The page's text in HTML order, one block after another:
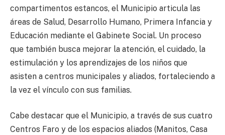
compartimentos estancos, el Municipio articula las
áreas de Salud, Desarrollo Humano, Primera Infancia y
Educación mediante el Gabinete Social. Un proceso
que también busca mejorar la atención, el cuidado, la
estimulación y los aprendizajes de los niños que
asisten a centros municipales y aliados, fortaleciendo a
la vez el vínculo con sus familias.
Cabe destacar que el Municipio, a través de sus cuatro
Centros Faro y de los espacios aliados (Manitos, Casa